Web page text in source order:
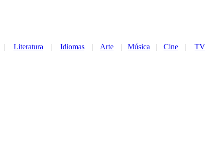
| Literatura | Idiomas | Arte | Música | Cine | TV